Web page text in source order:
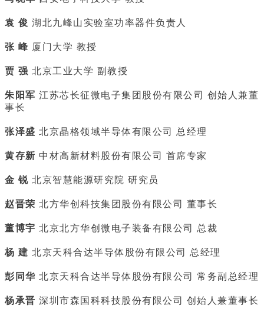
袁 俊 湖北九峰山实验室功率器件负责人
张 峰 厦门大学 教授
贾 强 北京工业大学 副教授
朱阳军 江苏芯长征微电子集团股份有限公司 创始人兼董
事长
张泽盛 北京晶格领域半导体有限公司 总经理
黄存新 中材高新材料股份有限公司 首席专家
金 锐 北京智慧能源研究院 研究员
赵晋荣 北方华创科技集团股份有限公司 董事长
董博宇 北京北方华创微电子装备有限公司 总裁
杨 建 北京天科合达半导体股份有限公司 总经理
彭同华 北京天科合达半导体股份有限公司 常务副总经理
杨承晋 深圳市森国科科技股份有限公司 创始人兼董事长